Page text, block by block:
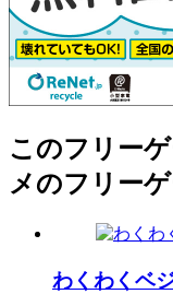
このフリー
メのフリー
わくわくベ